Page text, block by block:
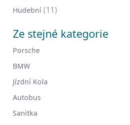
Hudební (11)
Ze stejné kategorie
Porsche
BMW
Jízdní Kola
Autobus
Sanitka